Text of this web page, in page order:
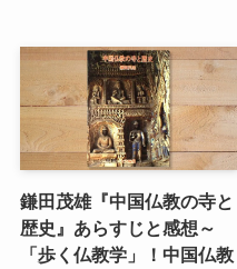
仏教コラム・法話
お知らせ
僧侶の日記
仏教書データベース
鎌田茂雄『中国仏教の寺と
歴史』あらすじと感想～
「歩く仏教学」！中国仏教